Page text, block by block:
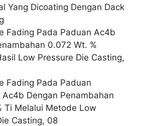
Yang Dicoating Dengan Dack
Fading Pada Paduan Ac4b
0.072 Wt. %
Low Pressure Die Casting,
Fading Pada Paduan
Ac4b Dengan Penambahan
Ti Melalui Metode Low
Casting, 08